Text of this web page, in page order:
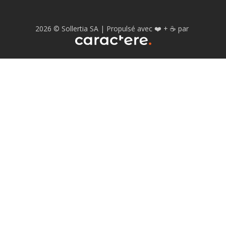
2026 © Sollertia SA | Propulsé avec ❤️ + ☕️ par